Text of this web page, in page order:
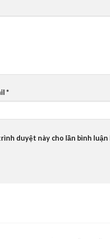
*
duyệt này cho lần bình luận